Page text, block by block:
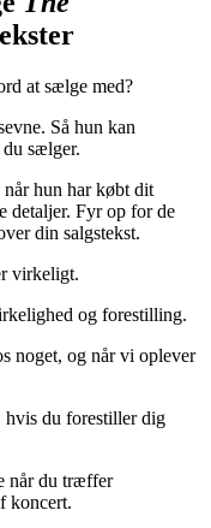
at sælge med?
Så hun kan
sælger.
når hun har købt dit
detaljer. Fyr op for de
din salgstekst.
virkeligt.
og forestilling.
noget, og når vi oplever
hvis du forestiller dig
når du træffer
koncert.